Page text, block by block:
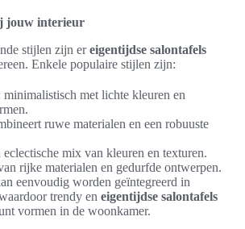
jouw interieur
stijlen zijn ereigentijdse salontafels
Enkele populaire stijlen zijn:
minimalistisch met lichte kleuren en
ruwe materialen en een robuuste
eclectische mix van kleuren en texturen.
rijke materialen en gedurfde ontwerpen.
eenvoudig worden geïntegreerd in
trendy en eigentijdse salontafels
vormen in de woonkamer.